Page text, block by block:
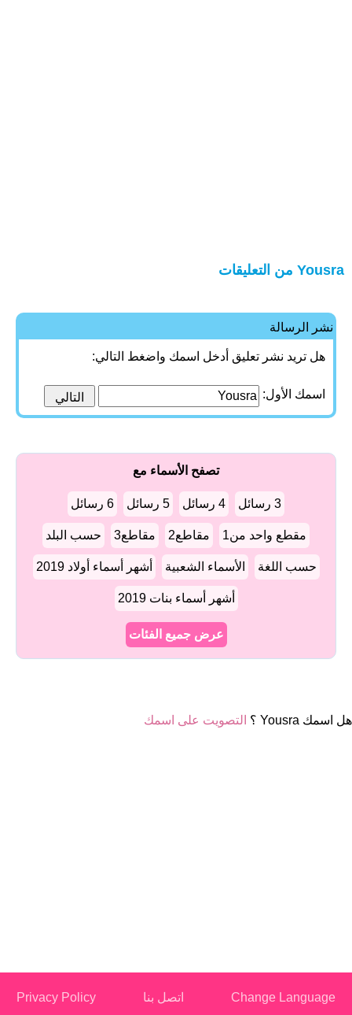
Yousra من التعليقات
نشر الرسالة
هل تريد نشر تعليق أدخل اسمك واضغط التالي:
اسمك الأول:
تصفح الأسماء مع
3 رسائل 4 رسائل 5 رسائل 6 رسائل
مقطع واحد من1 مقاطع2 مقاطع3 حسب البلد
حسب اللغة الأسماء الشعبية أشهر أسماء أولاد 2019
أشهر أسماء بنات 2019
عرض جميع الفئات
هل اسمك Yousra ؟ التصويت على اسمك
Change Language اتصل بنا Privacy Policy